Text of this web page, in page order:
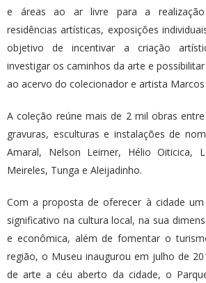
e áreas ao ar livre para a realização
residências artísticas, exposições
objetivo de incentivar a criação
investigar os caminhos da arte e
ao acervo do colecionador e artista
A coleção reúne mais de 2 mil obras
gravuras, esculturas e instalações de
Amaral, Nelson Leirner, Hélio Oiticica,
Meireles, Tunga e Aleijadinho.
Com a proposta de oferecer à cidade
significativo na cultura local, na sua
e econômica, além de fomentar o
região, o Museu inaugurou em julho de
de arte a céu aberto da cidade, o